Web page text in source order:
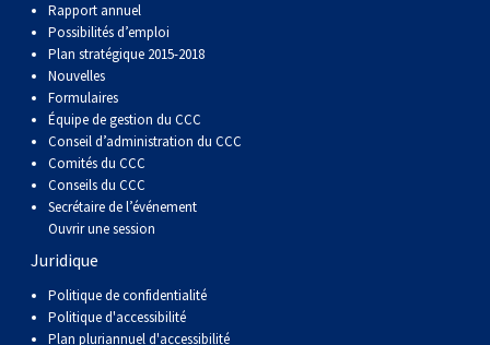
Rapport annuel
Possibilités d’emploi
Plan stratégique 2015-2018
Nouvelles
Formulaires
Équipe de gestion du CCC
Conseil d’administration du CCC
Comités du CCC
Conseils du CCC
Secrétaire de l’événement
Ouvrir une session
Juridique
Politique de confidentialité
Politique d'accessibilité
Plan pluriannuel d'accessibilité